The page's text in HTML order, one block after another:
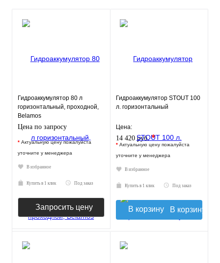
Гидроаккумулятор 80 л
горизонтальный, проходной,
Belamos
Цена по запросу
* Актуальную цену пожалуйста
уточните у менеджера
В избранное
Купить в 1 клик Под заказ
Запросить цену
Гидроаккумулятор STOUT 100
л. горизонтальный
Цена:
14 420 руб.*
* Актуальную цену пожалуйста
уточните у менеджера
В избранное
Купить в 1 клик Под заказ
В корзину